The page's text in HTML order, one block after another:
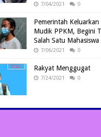
7/04/2021 0
Pemerintah
Mudik PPKM, Begini
Salah Satu
7/06/2021 0
Rakyat Menggugat
7/24/2021 0